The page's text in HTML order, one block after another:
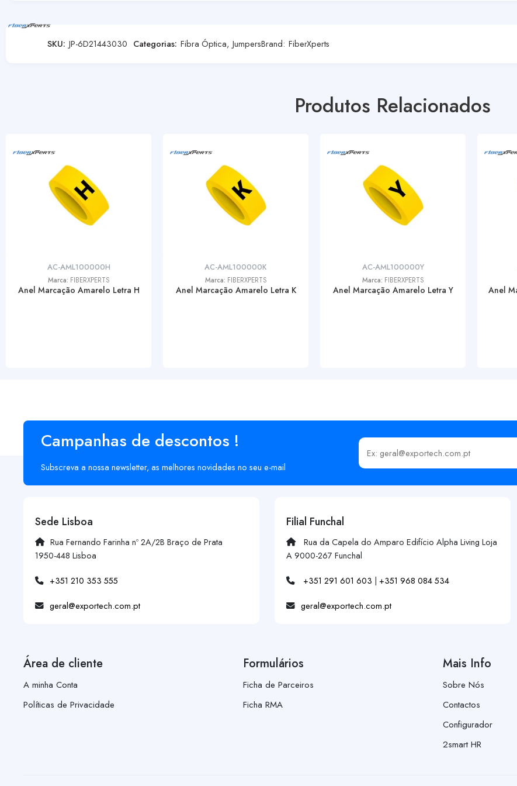
SKU: JP-6D21443030 Categorias: Fibra Óptica, JumpersBrand: FiberXperts
Produtos Relacionados
AC-AML100000H
Marca: FIBERXPERTS
Anel Marcação Amarelo Letra H
AC-AML100000K
Marca: FIBERXPERTS
Anel Marcação Amarelo Letra K
AC-AML100000Y
Marca: FIBERXPERTS
Anel Marcação Amarelo Letra Y Anel
Campanhas de descontos !
Subscreva a nossa newsletter, as melhores novidades no seu e-mail
Insira o seu email
Sede Lisboa
Rua Fernando Farinha nº 2A/2B Braço de Prata
1950-448 Lisboa
+351 210 353 555
geral@exportech.com.pt
Filial Funchal
Rua da Capela do Amparo Edifício Alpha Living Loja
A 9000-267 Funchal
+351 291 601 603 | +351 968 084 534
geral@exportech.com.pt
Área de cliente
A minha Conta
Políticas de Privacidade
Formulários
Ficha de Parceiros
Ficha RMA
Mais Info
Sobre Nós
Contactos
Configurador
2smart HR